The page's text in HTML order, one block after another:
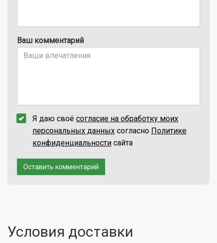
Ваш комментарий
Я даю своё согласие на обработку моих
персональных данных согласно Политике
конфиденциальности сайта
Оставить комментарий
Условия доставки